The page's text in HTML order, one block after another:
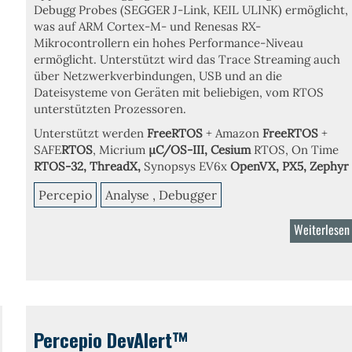
Debugg Probes(SEGGER J-Link, KEIL ULINK) ermöglicht,
was auf ARM Cortex-M- und Renesas RX-
Mikrocontrollern ein hohes Performance-Niveau
ermöglicht. Unterstützt wird das Trace Streaming auch
über Netzwerkverbindungen, USBund an die
Dateisystemevon Geräten mit beliebigen, vom RTOS
unterstützten Prozessoren.
Unterstützt werden FreeRTOS + Amazon FreeRTOS+
SAFERTOS, Micrium µC/OS-III, Cesium RTOS, On Time
RTOS-32, ThreadX, Synopsys EV6xOpenVX, PX5, Zephyr
Percepio Analyse , Debugger
Weiterlesen
Percepio DevAlert™